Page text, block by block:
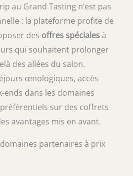
au Grand Tasting n’est pas
: la plateforme profite de
des offres spécialesà
qui souhaitent prolonger
des allées du salon.
œnologiques, accès
ends dans les domaines
sur des coffrets
avantages mis en avant.
partenaires à prix